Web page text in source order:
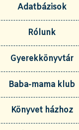
Adatbázisok
Rólunk
Gyerekkönyvtár
Baba-mama klub
Könyvet házhoz